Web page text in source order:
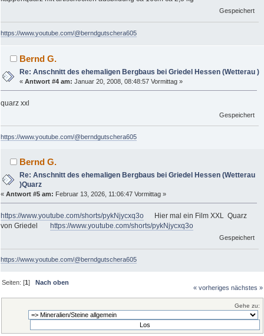
Gespeichert
https://www.youtube.com/@berndgutschera605
Bernd G.
Re: Anschnitt des ehemaligen Bergbaus bei Griedel Hessen (Wetterau )
«Antwort #4 am: Januar 20, 2008, 08:48:57 Vormittag »
quarz xxl
Gespeichert
https://www.youtube.com/@berndgutschera605
Bernd G.
Re: Anschnitt des ehemaligen Bergbaus bei Griedel Hessen (Wetterau
)Quarz
« Antwort #5 am: Februar 13, 2026, 11:06:47 Vormittag »
https://www.youtube.com/shorts/pykNjycxq3o Hier mal ein Film XXL Quarz
von Griedel https://www.youtube.com/shorts/pykNjycxq3o
Gespeichert
https://www.youtube.com/@berndgutschera605
Seiten: [1] Nach oben
« vorheriges nächstes »
Gehe zu: